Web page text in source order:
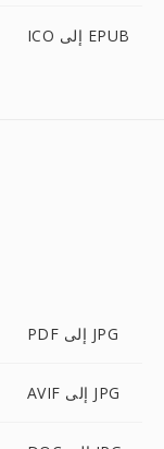
ICO إلى EPUB
PDF إلى JPG
AVIF إلى JPG